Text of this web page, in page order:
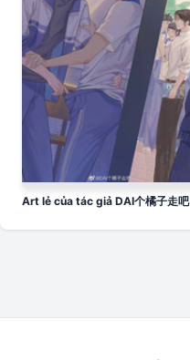
Art lẻ của tác giả DAI个橘子走吧